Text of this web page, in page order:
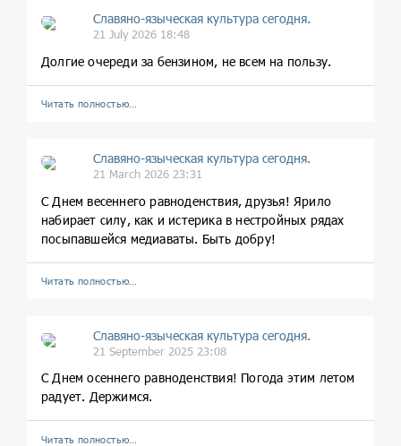
Славяно-языческая культура сегодня.
21 July 2026 18:48
Долгие очереди за бензином, не всем на пользу.
Читать полностью…
Славяно-языческая культура сегодня.
21 March 2026 23:31
С Днем весеннего равноденствия, друзья! Ярило
набирает силу, как и истерика в нестройных рядах
посыпавшейся медиаваты. Быть добру!
Читать полностью…
Славяно-языческая культура сегодня.
21 September 2025 23:08
С Днем осеннего равноденствия! Погода этим летом
радует. Держимся.
Читать полностью…